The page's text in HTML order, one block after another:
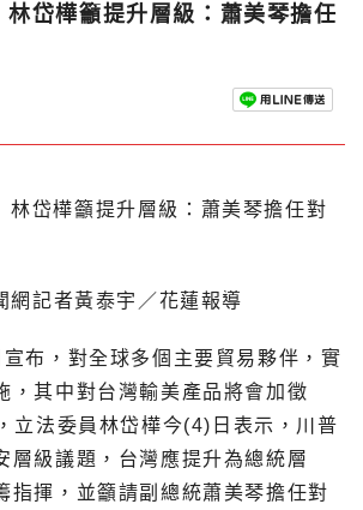
岱樺籲提升層級：蕭美琴擔任
網記者黃泰宇／花蓮報導
布，對全球多個主要貿易夥伴，實
，其中對台灣輸美產品將會加徵
立法委員林岱樺今(4)日表示，川普
層級議題，台灣應提升為總統層
指揮，並籲請副總統蕭美琴擔任對